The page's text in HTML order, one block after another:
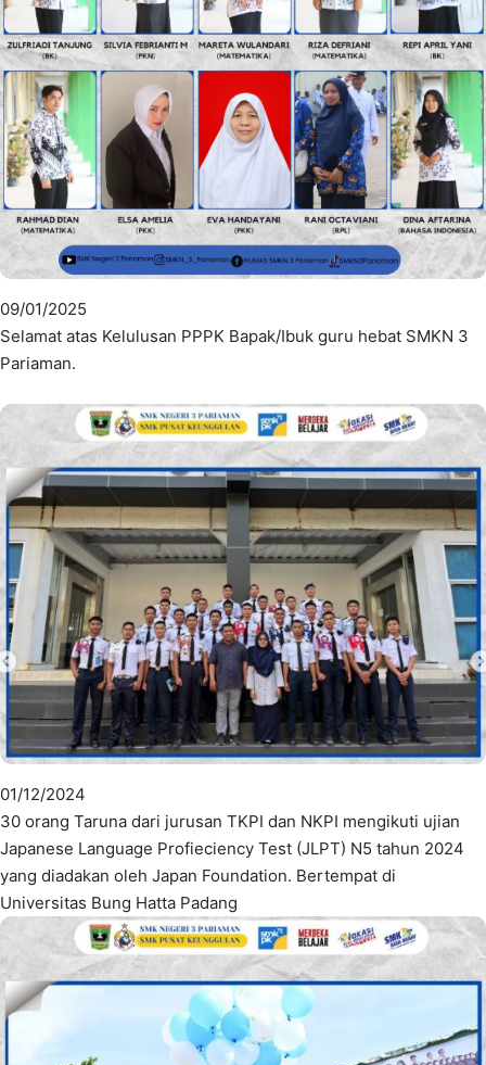
09/01/2025
Selamat atas Kelulusan PPPK Bapak/Ibuk guru hebat SMKN 3
Pariaman.
01/12/2024
30 orang Taruna dari jurusan TKPI dan NKPI mengikuti ujian
Japanese Language Profieciency Test (JLPT) N5 tahun 2024
yang diadakan oleh Japan Foundation. Bertempat di
Universitas Bung Hatta Padang